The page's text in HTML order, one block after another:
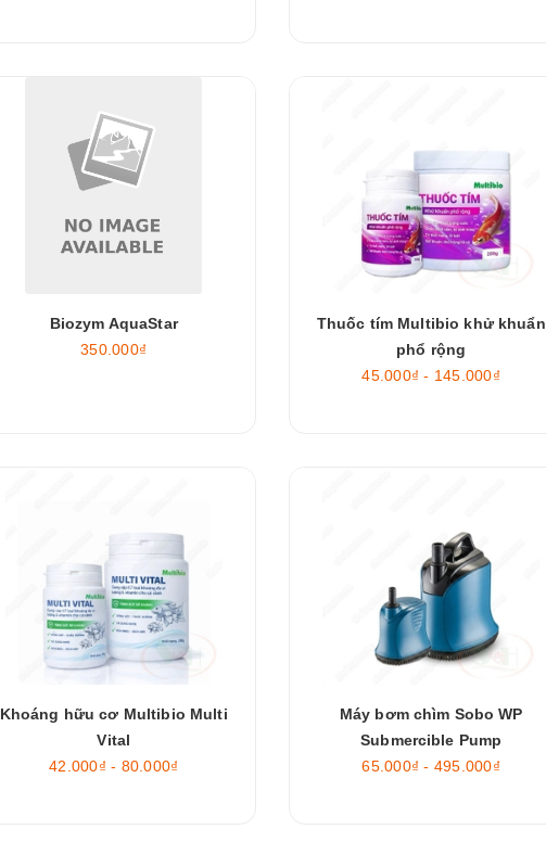
Biozym AquaStar
350.000₫
Thuốc tím Multibio khử khuẩn
phổ rộng
45.000₫ - 145.000₫
Khoáng hữu cơ Multibio Multi
Vital
42.000₫ - 80.000₫
Máy bơm chìm Sobo WP
Submercible Pump
65.000₫ - 495.000₫